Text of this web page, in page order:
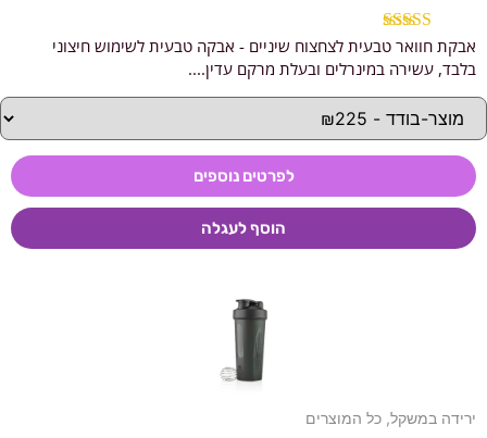
לפרטים נוספים
הוסף לעגלה
אבקת חוואר טבעית לצחצוח שיניים - אבקה טבעית לשימוש חיצוני
בלבד, עשירה במינרלים ובעלת מרקם עדין....
דורג5.00
מתוך 5
ירידה במשקל, כל המוצרים